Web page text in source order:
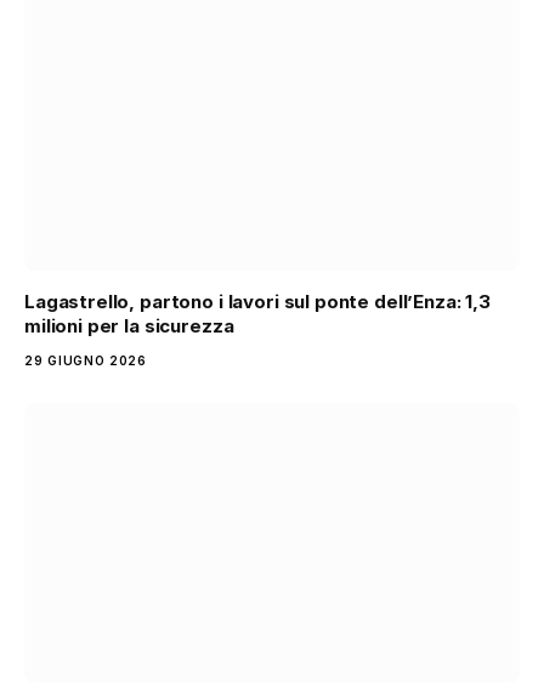
Lagastrello, partono i lavori sul ponte dell’Enza: 1,3
milioni per la sicurezza
29 GIUGNO 2026